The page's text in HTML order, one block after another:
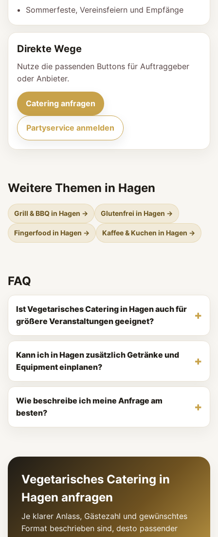
Sommerfeste, Vereinsfeiern und Empfänge
Direkte Wege
Nutze die passenden Buttons für Auftraggeber
oder Anbieter.
Catering anfragen
Partyservice anmelden
Weitere Themen in Hagen
Grill & BBQ in Hagen → Glutenfrei in Hagen →
Fingerfood in Hagen → Kaffee & Kuchen in Hagen →
FAQ
Ist Vegetarisches Catering in Hagen auch für
größere Veranstaltungen geeignet?
Kann ich in Hagen zusätzlich Getränke und
Equipment einplanen?
Wie beschreibe ich meine Anfrage am
besten?
Vegetarisches Catering in
Hagen anfragen
Je klarer Anlass, Gästezahl und gewünschtes
Format beschrieben sind, desto passender